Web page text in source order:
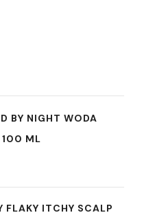
BY NIGHT WODA
100 ML
FLAKY ITCHY SCALP